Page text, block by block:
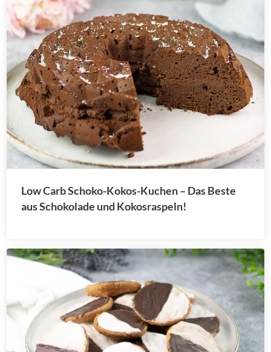
Low Carb Schoko-Kokos-Kuchen – Das Beste
aus Schokolade und Kokosraspeln!